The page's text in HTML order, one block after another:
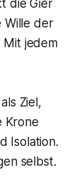
die Gier
Wille der
Mit jedem
Ziel,
Krone
Isolation.
selbst.